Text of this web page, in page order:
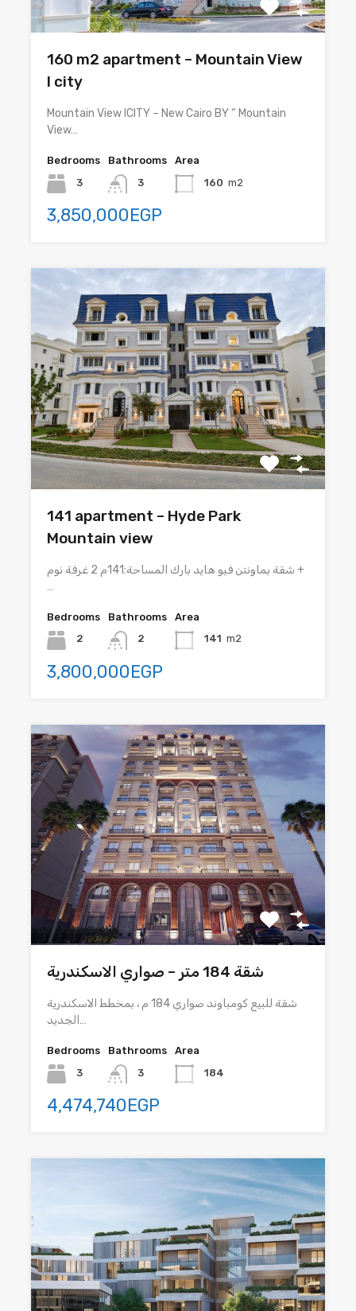
160 m2 apartment – Mountain View
I city
Mountain View ICITY – New Cairo BY “ Mountain
View…
Bedrooms
3
Bathrooms
3
Area
160 m2
3,850,000EGP
141 apartment – Hyde Park
Mountain view
شقة بماونتن فيو هايد بارك المساحة:141م 2 غرفة نوم +
…
Bedrooms
2
Bathrooms
2
Area
141 m2
3,800,000EGP
شقة 184 متر – صواري الاسكندرية
شقة للبيع كومباوند صواري 184 م ، بمخطط الاسكندرية
الجديد…
Bedrooms
3
Bathrooms
3
Area
184
4,474,740EGP